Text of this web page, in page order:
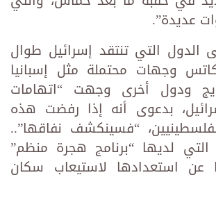
عديدة”.
الدول التي تنتقد إسرائيل طوال
وجهات محتملة مثل إسبانيا
ودول أخرى وجهت “اتهامات
بدعوى أنه إذا رفضت هذه
“فسينكشف نفاقها”..
التي لديها “برنامج هجرة منظم”
عن استعدادها لاستيعاب سكان